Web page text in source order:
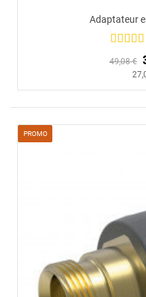
Adaptateur
49,08 €
PROMO